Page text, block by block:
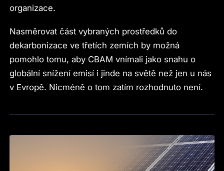
organizace.
Nasměrovat část vybraných prostředků do
dekarbonizace ve třetích zemích by možná
pomohlo tomu, aby CBAM vnímali jako snahu o
globální snížení emisí i jinde na světě než jen u nás
v Evropě. Nicméně o tom zatím rozhodnuto není.